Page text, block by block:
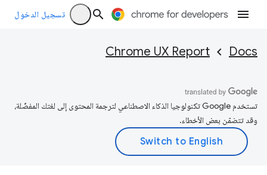
تسجيل الدخول
Docs
Chrome UX Report
تستخدم Google تكنولوجيا الذكاء الاصطناعي لترجمة المحتوى إلى لغتك المفضّلة،
وقد تتضمّن بعض الأخطاء.